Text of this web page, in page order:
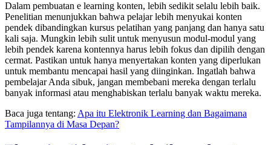
Dalam pembuatan e learning konten, lebih sedikit selalu lebih baik.
Penelitian menunjukkan bahwa pelajar lebih menyukai konten
pendek dibandingkan kursus pelatihan yang panjang dan hanya satu
kali saja. Mungkin lebih sulit untuk menyusun modul-modul yang
lebih pendek karena kontennya harus lebih fokus dan dipilih dengan
cermat. Pastikan untuk hanya menyertakan konten yang diperlukan
untuk membantu mencapai hasil yang diinginkan. Ingatlah bahwa
pembelajar Anda sibuk, jangan membebani mereka dengan terlalu
banyak informasi atau menghabiskan terlalu banyak waktu mereka.
Baca juga tentang: Apa itu Elektronik Learning dan Bagaimana
Tampilannya di Masa Depan?